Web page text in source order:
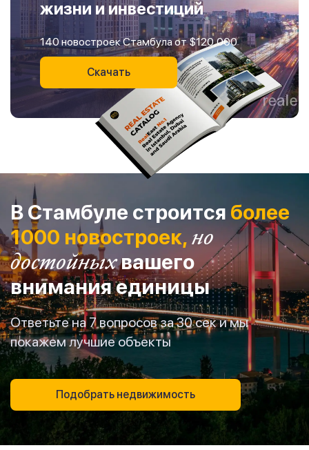
жизни и инвестиций
140 новостроек Стамбула от $120,000
Скачать
В Стамбуле строится более
1000 новостроек,но
достойныхвашего
внимания единицы
Ответьте на 7 вопросов за 30 сек и мы
покажем лучшие объекты
Подобрать недвижимость